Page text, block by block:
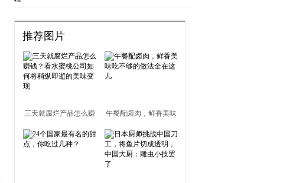
推荐图片
三天就腐烂产品怎么赚
钱？看水蜜桃公司如何
将稍纵即逝的美味变现
午餐配卤肉，鲜香美味
吃不够的做法全在这儿